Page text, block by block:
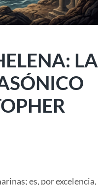
LA
es, por excelencia,